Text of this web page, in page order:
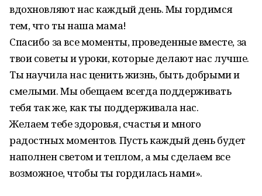
вдохновляют нас каждый день. Мы гордимся
тем, что ты наша мама!
Спасибо за все моменты, проведенные вместе, за
твои советы и уроки, которые делают нас лучше.
Ты научила нас ценить жизнь, быть добрыми и
смелыми. Мы обещаем всегда поддерживать
тебя так же, как ты поддерживала нас.
Желаем тебе здоровья, счастья и много
радостных моментов. Пусть каждый день будет
наполнен светом и теплом, а мы сделаем все
возможное, чтобы ты гордилась нами».